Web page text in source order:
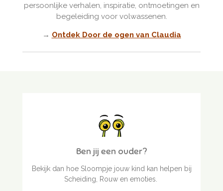
persoonlijke verhalen, inspiratie, ontmoetingen en
begeleiding voor volwassenen.
→ Ontdek Door de ogen van Claudia
Ben jij een ouder?
Bekijk dan hoe Sloompje jouw kind kan helpen bij
Scheiding, Rouw en emoties.